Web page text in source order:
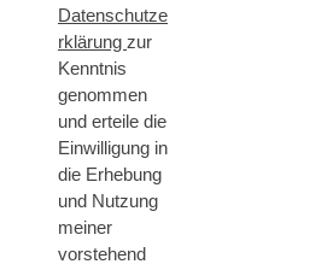
Datenschutze
rklärung zur
Kenntnis
genommen
und erteile die
Einwilligung in
die Erhebung
und Nutzung
meiner
vorstehend